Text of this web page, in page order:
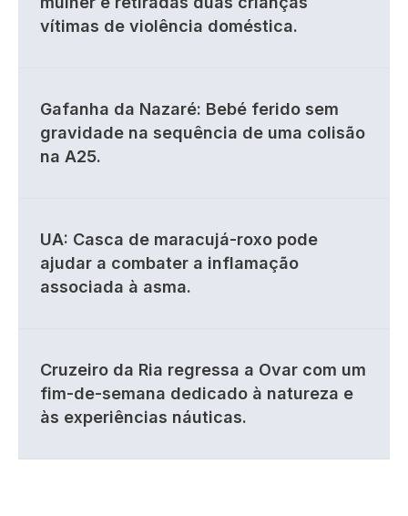
vítimas de violência doméstica.
Gafanha da Nazaré: Bebé ferido sem
gravidade na sequência de uma colisão
na A25.
UA: Casca de maracujá-roxo pode
ajudar a combater a inflamação
associada à asma.
Cruzeiro da Ria regressa a Ovar com um
fim-de-semana dedicado à natureza e
às experiências náuticas.